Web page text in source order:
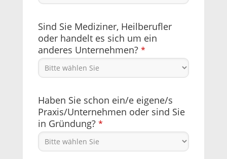
Sind Sie Mediziner, Heilberufler
oder handelt es sich um ein
anderes Unternehmen? *
Haben Sie schon ein/e eigene/s
Praxis/Unternehmen oder sind Sie
in Gründung? *